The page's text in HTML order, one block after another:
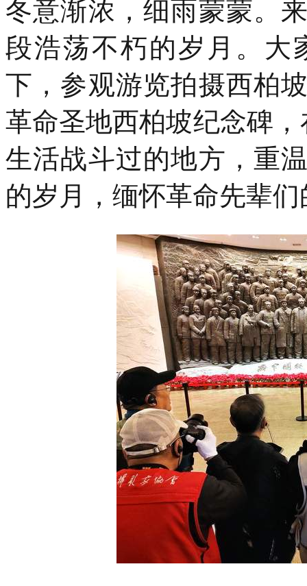
冬意渐浓，细雨蒙蒙。
段浩荡不朽的岁月。大
下，参观游览拍摄西柏
革命圣地西柏坡纪念碑
生活战斗过的地方，重
的岁月，缅怀革命先辈